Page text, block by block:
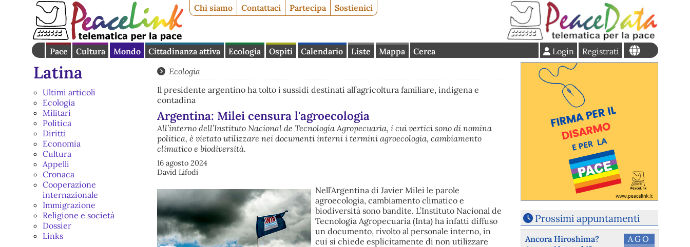
Chi siamo Contattaci Partecipa Sostienici
Pace Cultura Mondo Cittadinanza attiva Ecologia Ospiti Calendario Liste Mappa Cerca Registrati
Login
Latina
Ultimi articoli
Ecologia
Militari
Politica
Diritti
Economia
Cultura
Appelli
Cronaca
Cooperazione
internazionale
Immigrazione
Religione e società
Dossier
Links
Ecologia
Il presidente argentino ha tolto i sussidi destinati all’agricoltura familiare, indigena e
contadina
Argentina: Milei censura l'agroecologia
All’interno dell’Instituto Nacional de Tecnología Agropecuaria, i cui vertici sono di nomina
politica, è vietato utilizzare nei documenti interni i termini agroecologia, cambiamento
climatico e biodiversità.
16 agosto 2024
David Lifodi
Nell’Argentina di Javier Milei le parole
agroecologia, cambiamento climatico e
biodiversità sono bandite. L’Instituto Nacional de
Tecnología Agropecuaria (Inta) ha infatti diffuso
un documento, rivolto al personale interno, in
cui si chiede esplicitamente di non utilizzare
Prossimi appuntamenti
AGO
Ancora Hiroshima?